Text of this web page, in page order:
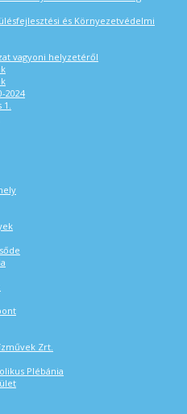
és Környezetvédelmi
vagyoni helyzetéről
2024
Zrt.
Plébánia